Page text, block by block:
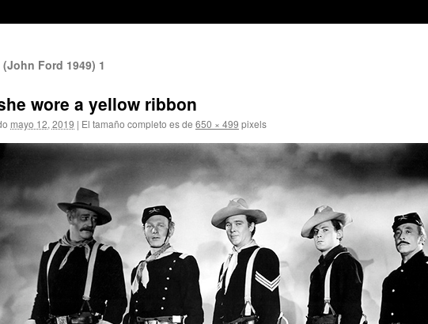
Ford 1949) 1
wore a yellow ribbon
mayo 12, 2019 | El tamaño completo es de 650 × 499 pixels